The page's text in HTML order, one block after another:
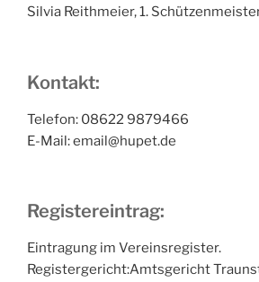
Silvia Reithmeier, 1.
Kontakt:
Telefon: 08622 9879466
E-Mail: email@hupet.de
Registereintrag:
Eintragung im Vereinsregister.
Registergericht:Amtsgericht